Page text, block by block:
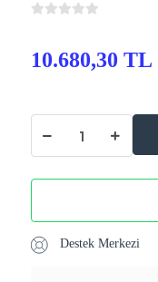
10.680,30 TL
Destek Merkezi